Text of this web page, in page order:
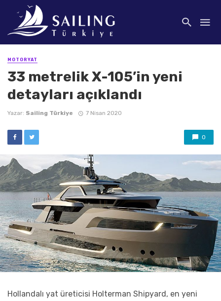
MOTORYAT
33 metrelik X-105’in yeni
detayları açıklandı
Yazar: Sailing Türkiye 7 Nisan 2020
0
Hollandalı yat üreticisi Holterman Shipyard, en yeni